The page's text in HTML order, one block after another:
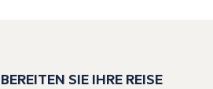
BEREITEN SIE IHRE REISE